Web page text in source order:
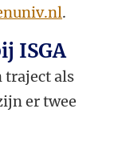
.
ISGA
traject als
er twee